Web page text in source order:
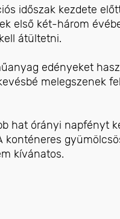
időszak kezdete
első két-három
átültetni.
edényeket
melegszenek
hat órányi napfényt
kívánatos.